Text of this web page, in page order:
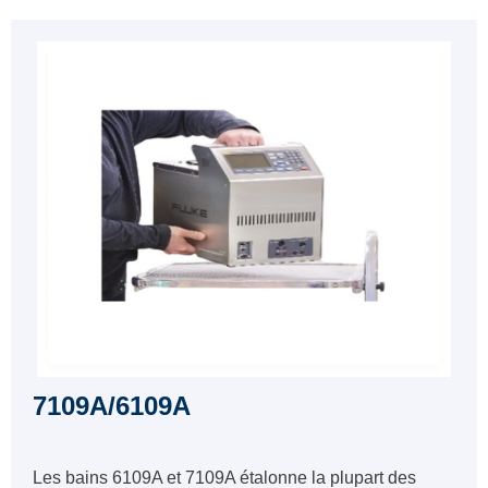
7109A/6109A
Les bains 6109A et 7109A étalonne la plupart des